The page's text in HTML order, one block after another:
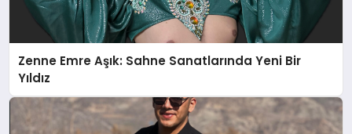
Zenne Emre Aşık: Sahne Sanatlarında Yeni Bir
Yıldız